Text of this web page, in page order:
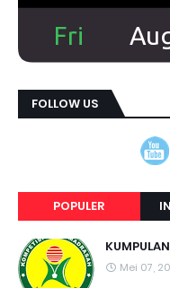
FOLLOW US
POPULER
Mei 07,